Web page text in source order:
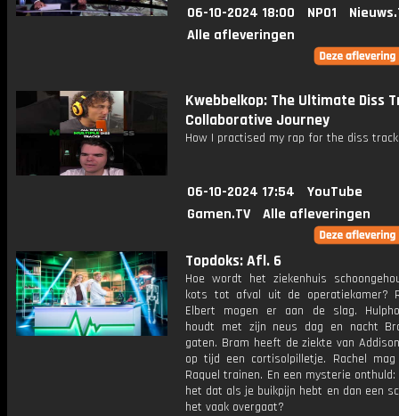
06-10-2024 18:00 NPO1
Alle afleveringen
Kwebbelkop: The Ultimate Diss
Collaborative Journey
How I practised my rap for the diss
06-10-2024 17:54
YouTube
Gamen.TV
Alle afleveringen
Topdoks: Afl. 6
Hoe wordt het ziekenhuis
kots tot afval uit de operatiekamer?
Elbert mogen er aan de slag.
houdt met zijn neus dag en nacht
gaten. Bram heeft de ziekte van
op tijd een cortisolpilletje. Rachel mag
Raquel trainen. En een mysterie
het dat als je buikpijn hebt en dan een
het vaak overgaat?